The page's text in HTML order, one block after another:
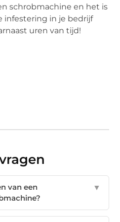
schrobmachine en het is
infestering in je bedrijf
uren van tijd!
van een
▼